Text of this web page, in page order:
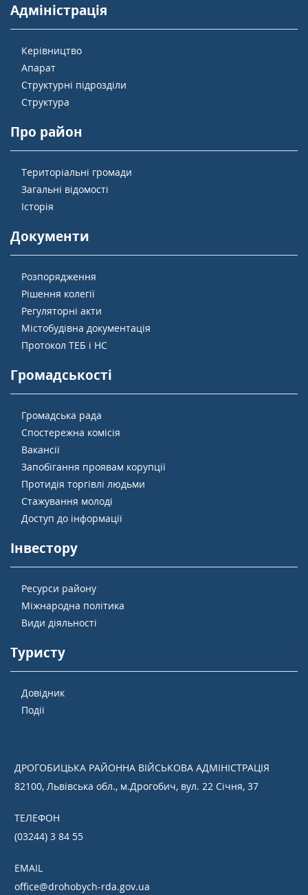
Адміністрація
Керівництво
Апарат
Структурні підрозділи
Структура
Про район
Територіальні громади
Загальні відомості
Історія
Документи
Розпорядження
Рішення колегії
Регуляторні акти
Містобудівна документація
Протокол ТЕБ і НС
Громадськості
Громадська рада
Спостережна комісія
Вакансії
Запобігання проявам корупції
Протидія торгівлі людьми
Стажування молоді
Доступ до інформації
Інвестору
Ресурси району
Міжнародна політика
Види діяльності
Туристу
Довідник
Події
ДРОГОБИЦЬКА РАЙОННА ВІЙСЬКОВА АДМІНІСТРАЦІЯ
82100, Львівська обл., м.Дрогобич, вул. 22 Січня, 37
ТЕЛЕФОН
(03244) 3 84 55
EMAIL
office@drohobych-rda.gov.ua